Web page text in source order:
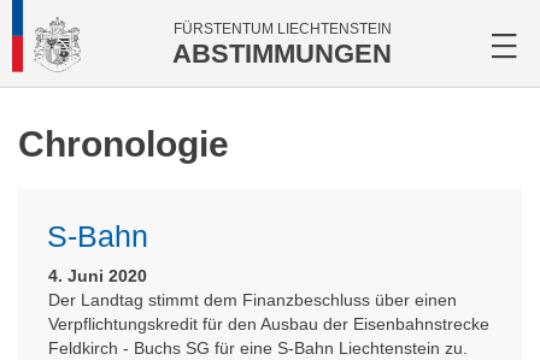
FÜRSTENTUM LIECHTENSTEIN
ABSTIMMUNGEN
Chronologie
S-Bahn
4. Juni 2020
Der Landtag stimmt dem Finanzbeschluss über einen
Verpflichtungskredit für den Ausbau der Eisenbahnstrecke
Feldkirch - Buchs SG für eine S-Bahn Liechtenstein zu.